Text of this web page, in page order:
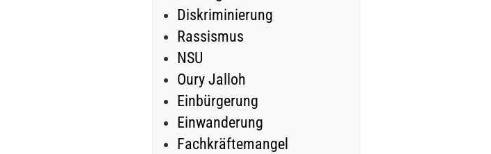
Diskriminierung
Rassismus
NSU
Oury Jalloh
Einbürgerung
Einwanderung
Fachkräftemangel